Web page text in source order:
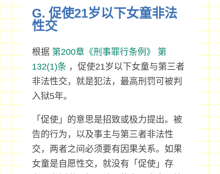
G. 促使21岁以下女童非法
性交
根据 第200章《刑事罪行条例》
第
132(1)条，促使21岁以下女童与第三者
非法性交，就是犯法，最高刑罚可被判
入狱5年。
「促使」的意思是招致或极力提出。被
告的行为，以及事主与第三者非法性
交，两者之间必须要有因果关系。如果
女童是自愿性交，就没有「促使」存